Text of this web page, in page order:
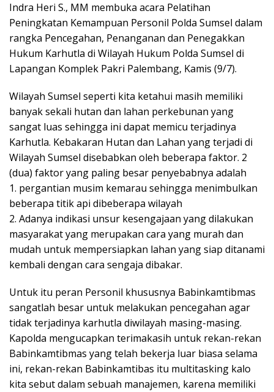
Indra Heri S., MM membuka acara Pelatihan
Peningkatan Kemampuan Personil Polda Sumsel dalam
rangka Pencegahan, Penanganan dan Penegakkan
Hukum Karhutla di Wilayah Hukum Polda Sumsel di
Lapangan Komplek Pakri Palembang, Kamis (9/7).
Wilayah Sumsel seperti kita ketahui masih memiliki
banyak sekali hutan dan lahan perkebunan yang
sangat luas sehingga ini dapat memicu terjadinya
Karhutla. Kebakaran Hutan dan Lahan yang terjadi di
Wilayah Sumsel disebabkan oleh beberapa faktor. 2
(dua) faktor yang paling besar penyebabnya adalah
1. pergantian musim kemarau sehingga menimbulkan
beberapa titik api dibeberapa wilayah
2. Adanya indikasi unsur kesengajaan yang dilakukan
masyarakat yang merupakan cara yang murah dan
mudah untuk mempersiapkan lahan yang siap ditanami
kembali dengan cara sengaja dibakar.
Untuk itu peran Personil khususnya Babinkamtibmas
sangatlah besar untuk melakukan pencegahan agar
tidak terjadinya karhutla diwilayah masing-masing.
Kapolda mengucapkan terimakasih untuk rekan-rekan
Babinkamtibmas yang telah bekerja luar biasa selama
ini, rekan-rekan Babinkamtibas itu multitasking kalo
kita sebut dalam sebuah manajemen, karena memiliki